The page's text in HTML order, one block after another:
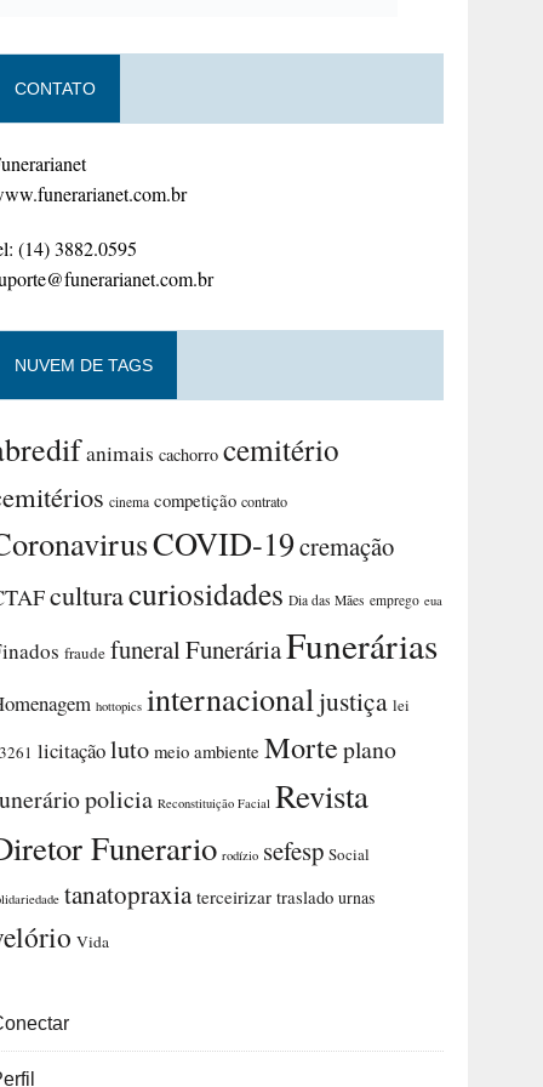
CONTATO
(14) 3882.0595
NUVEM DE TAGS
animais cachorro cemitério
cinema competição contrato
COVID-19cremação
culturacuriosidades Dia das Mães emprego eua
fraude funeralFuneráriaFunerárias
hottopics internacionaljustiça lei
licitaçãoluto meio ambiente Morteplano
policia Reconstituição Facial Revista
Funerario rodízio sefesp Social
tanatopraxia terceirizar traslado urnas
Vida